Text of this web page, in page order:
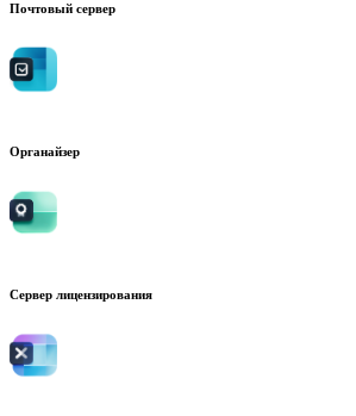
Почтовый сервер
Органайзер
Сервер лицензирования